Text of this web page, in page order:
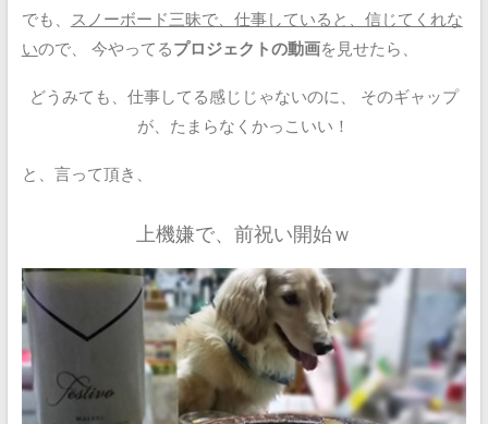
でも、
スノーボード三昧で、仕事していると、信じてくれな
いので、 今やってるプロジェクトの動画を見せたら、
どうみても、仕事してる感じじゃないのに、
そのギャップ
が、たまらなくかっこいい！
と、言って頂き、
上機嫌で、前祝い開始ｗ